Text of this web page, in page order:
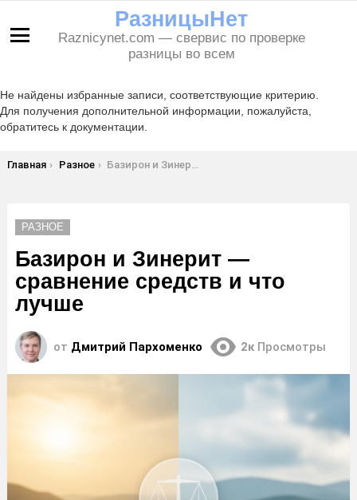
РазницыНет
Raznicynet.com — свервис по проверке
разницы во всем
Не найдены избранные записи, соответствующие критерию.
Для получения дополнительной информации, пожалуйста,
обратитесь к документации.
Вы здесь:
Главная Разное Базирон и Зинерит — сравнение средств и что лучше
РАЗНОЕ
Базирон и Зинерит —
сравнение средств и что
лучше
от Дмитрий Пархоменко 2к Просмотры